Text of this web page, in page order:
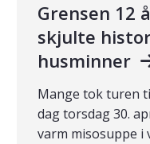
Grensen 12
skjulte
husminner
Mange tok turen
dag torsdag 30.
varm misosuppe i